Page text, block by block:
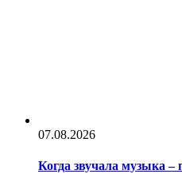
07.08.2026
Когда звучала музыка